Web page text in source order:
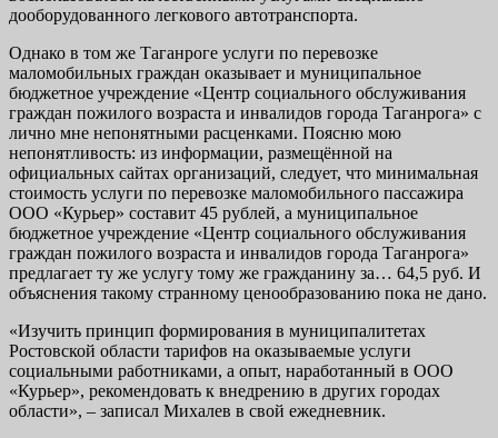
дооборудованного легкового автотранспорта.
Однако в том же Таганроге услуги по перевозке
маломобильных граждан оказывает и муниципальное
бюджетное учреждение «Центр социального обслуживания
граждан пожилого возраста и инвалидов города Таганрога» с
лично мне непонятными расценками. Поясню мою
непонятливость: из информации, размещённой на
официальных сайтах организаций, следует, что минимальная
стоимость услуги по перевозке маломобильного пассажира
ООО «Курьер» составит 45 рублей, а муниципальное
бюджетное учреждение «Центр социального обслуживания
граждан пожилого возраста и инвалидов города Таганрога»
предлагает ту же услугу тому же гражданину за… 64,5 руб. И
объяснения такому странному ценообразованию пока не дано.
«Изучить принцип формирования в муниципалитетах
Ростовской области тарифов на оказываемые услуги
социальными работниками, а опыт, наработанный в ООО
«Курьер», рекомендовать к внедрению в других городах
области», – записал Михалев в свой ежедневник.